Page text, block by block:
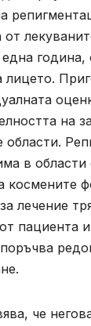
от
година,
лицето.
на
области.
в области
космените
лечение
пациента
че